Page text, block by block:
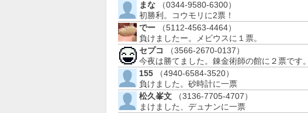
まな
（0344-9580-6300）
初勝利。コウモリに2票！
でー
（5112-4563-4464）
負けましたー。メビウスに１票。
セプコ
（3566-2670-0137）
今夜は勝てました。錬金術師の館に２票です。
155
（4940-6584-3520）
負けました。砂時計に一票
松久峯文
（3136-7705-4707）
まけました、デュナンに一票